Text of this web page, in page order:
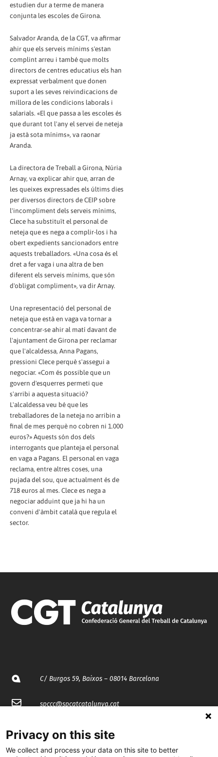
estudien dur a terme de manera
conjunta les escoles de Girona.
Salvador Aranda, de la CGT, va afirmar
ahir que els serveis mínims s'estan
complint arreu i també que molts
directors de centres educatius els han
expressat verbalment que donen
suport a les seves reivindicacions de
millora de les condicions laborals i
salarials. «El que passa a les escoles és
que durant tot l'any el servei de neteja
ja està sota mínims», va raonar
Aranda.
La directora de Treball a Girona, Núria
Arnay, va explicar ahir que, arran de
les queixes expressades els últims dies
per diversos directors de CEIP sobre
l'incompliment dels serveis mínims,
Clece ha substituït el personal de
neteja que es nega a complir-los i ha
obert expedients sancionadors entre
aquests treballadors. «Una cosa és el
dret a fer vaga i una altra de ben
diferent els serveis mínims, que són
d'obligat compliment», va dir Arnay.
Una representació del personal de
neteja que està en vaga va tornar a
concentrar-se ahir al matí davant de
l'ajuntament de Girona per reclamar
que l'alcaldessa, Anna Pagans,
pressioni Clece perquè s'assegui a
negociar. «Com és possible que un
govern d'esquerres permeti que
s'arribi a aquesta situació?
L'alcaldessa veu bé que les
treballadores de la neteja no arribin a
final de mes perquè no cobren ni 1.000
euros?» Aquests són dos dels
interrogants que planteja el personal
en vaga a Pagans. El personal en vaga
reclama, entre altres coses, una
pujada del sou, que actualment és de
718 euros al mes. Clece es nega a
negociar adduint que ja hi ha un
conveni d'àmbit català que regula el
sector.
C/ Burgos 59, Baixos – 08014 Barcelona
spccc@spcgtcatalunya.cat
Privacy on this site
We collect and process your data on this site to better